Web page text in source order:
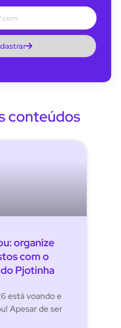
conteúdos
organize
com o
Pjotinha
está voando e
Apesar de ser